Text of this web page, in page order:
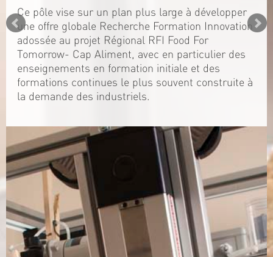
Ce pôle vise sur un plan plus large à développer
une offre globale Recherche Formation Innovation
adossée au projet Régional RFI Food For
Tomorrow- Cap Aliment, avec en particulier des
enseignements en formation initiale et des
formations continues le plus souvent construite à
la demande des industriels.